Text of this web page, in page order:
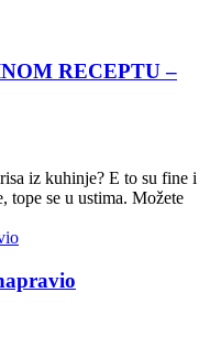
RECEPTU –
iz kuhinje? E to su fine i
tope se u ustima. Možete